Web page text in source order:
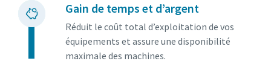
En savoir plusGain de temps et d’argent
Réduit le coût total d’exploitation de vos
équipements et assure une disponibilité
maximale des machines.